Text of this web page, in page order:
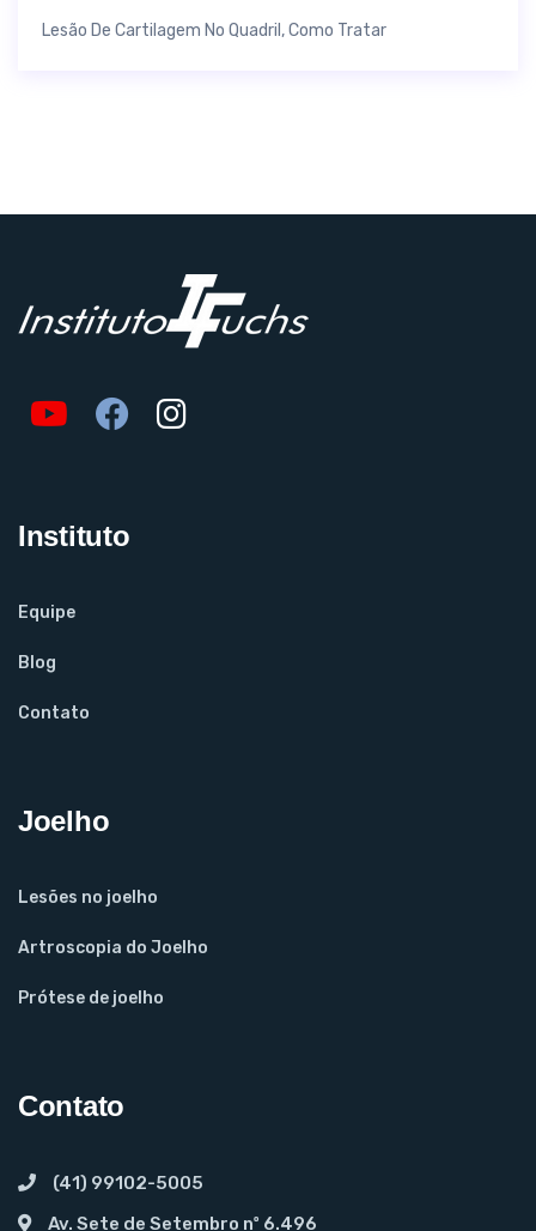
Lesão De Cartilagem No Quadril, Como Tratar
Instituto
Equipe
Blog
Contato
Joelho
Lesões no joelho
Artroscopia do Joelho
Prótese de joelho
Contato
(41) 99102-5005
Av. Sete de Setembro nº 6.496